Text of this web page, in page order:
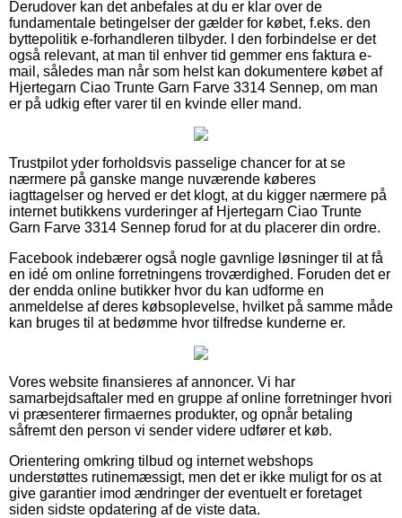
Derudover kan det anbefales at du er klar over de
fundamentale betingelser der gælder for købet, f.eks. den
byttepolitik e-forhandleren tilbyder. I den forbindelse er det
også relevant, at man til enhver tid gemmer ens faktura e-
mail, således man når som helst kan dokumentere købet af
Hjertegarn Ciao Trunte Garn Farve 3314 Sennep, om man
er på udkig efter varer til en kvinde eller mand.
Trustpilot yder forholdsvis passelige chancer for at se
nærmere på ganske mange nuværende køberes
iagttagelser og herved er det klogt, at du kigger nærmere på
internet butikkens vurderinger af Hjertegarn Ciao Trunte
Garn Farve 3314 Sennep forud for at du placerer din ordre.
Facebook indebærer også nogle gavnlige løsninger til at få
en idé om online forretningens troværdighed. Foruden det er
der endda online butikker hvor du kan udforme en
anmeldelse af deres købsoplevelse, hvilket på samme måde
kan bruges til at bedømme hvor tilfredse kunderne er.
Vores website finansieres af annoncer. Vi har
samarbejdsaftaler med en gruppe af online forretninger hvori
vi præsenterer firmaernes produkter, og opnår betaling
såfremt den person vi sender videre udfører et køb.
Orientering omkring tilbud og internet webshops
understøttes rutinemæssigt, men det er ikke muligt for os at
give garantier imod ændringer der eventuelt er foretaget
siden sidste opdatering af de viste data.